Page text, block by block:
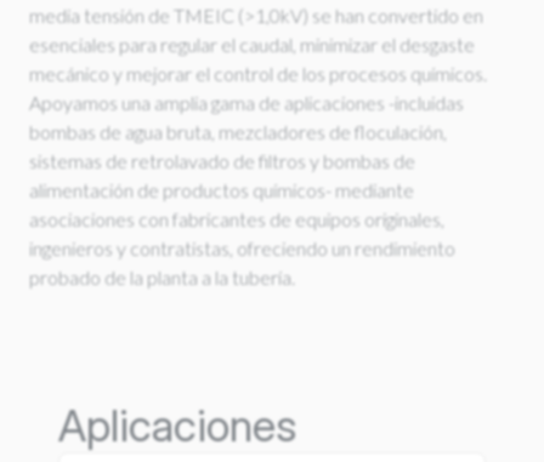
media tensión de TMEIC (>1,0kV) se han convertido en
esenciales para regular el caudal, minimizar el desgaste
mecánico y mejorar el control de los procesos químicos.
Apoyamos una amplia gama de aplicaciones -incluidas
bombas de agua bruta, mezcladores de floculación,
sistemas de retrolavado de filtros y bombas de
alimentación de productos químicos- mediante
asociaciones con fabricantes de equipos originales,
ingenieros y contratistas, ofreciendo un rendimiento
probado de la planta a la tubería.
Aplicaciones